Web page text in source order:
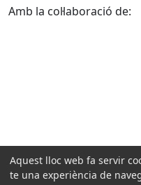
Amb la col·laboració de:
Aquest lloc web fa servir
te una experiència de